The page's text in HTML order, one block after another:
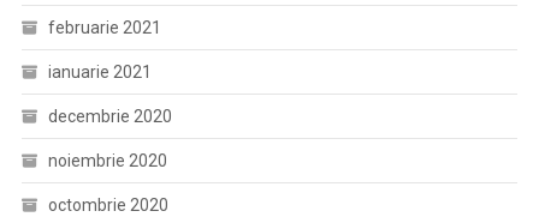
februarie 2021
ianuarie 2021
decembrie 2020
noiembrie 2020
octombrie 2020